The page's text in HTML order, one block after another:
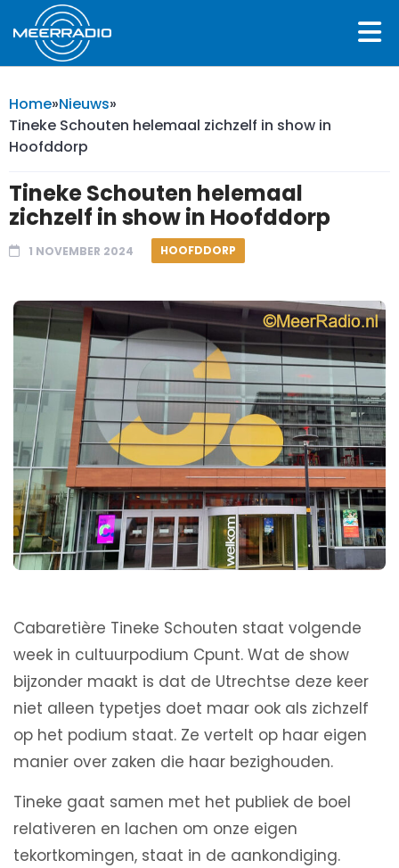
Home»Nieuws»
Tineke Schouten helemaal zichzelf in show in
Hoofddorp
Tineke Schouten helemaal
zichzelf in show in Hoofddorp
1 NOVEMBER 2024 HOOFDDORP
Cabaretière Tineke Schouten staat volgende
week in cultuurpodium Cpunt. Wat de show
bijzonder maakt is dat de Utrechtse deze keer
niet alleen typetjes doet maar ook als zichzelf
op het podium staat. Ze vertelt op haar eigen
manier over zaken die haar bezighouden.
Tineke gaat samen met het publiek de boel
relativeren en lachen om onze eigen
tekortkomingen, staat in de aankondiging.